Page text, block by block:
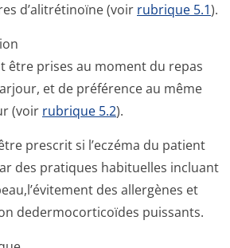
d’alitrétinoïne (voir rubrique 5.1).
être prises au moment du repas
et de préférence au même
(voir rubrique 5.2).
prescrit si l’eczéma du patient
des pratiques habituelles incluant
des allergènes et
dedermocorticoïdes puissants.